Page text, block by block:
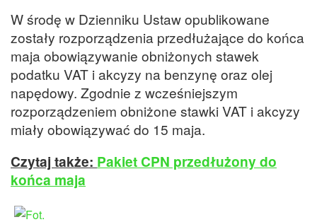
W środę w Dzienniku Ustaw opublikowane
zostały rozporządzenia przedłużające do końca
maja obowiązywanie obniżonych stawek
podatku VAT i akcyzy na benzynę oraz olej
napędowy. Zgodnie z wcześniejszym
rozporządzeniem obniżone stawki VAT i akcyzy
miały obowiązywać do 15 maja.
Czytaj także: Pakiet CPN przedłużony do
końca maja